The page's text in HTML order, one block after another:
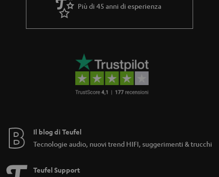
Più di 45 anni di esperienza
Il blog di Teufel
Tecnologie audio, nuovi trend HIFI, suggerimenti & trucchi
Teufel Support